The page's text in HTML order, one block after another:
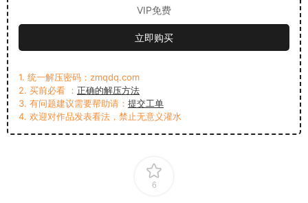
VIP免费
立即购买
1. 统一解压密码：zmqdq.com
2. 买前必看 ： 正确的解压方法
3. 有问题建议需要帮助请： 提交工单
4. 欢迎对作品发表看法，禁止无意义灌水
6